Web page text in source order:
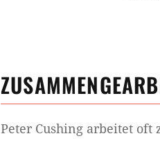
Peter Cushing arbeitet oft